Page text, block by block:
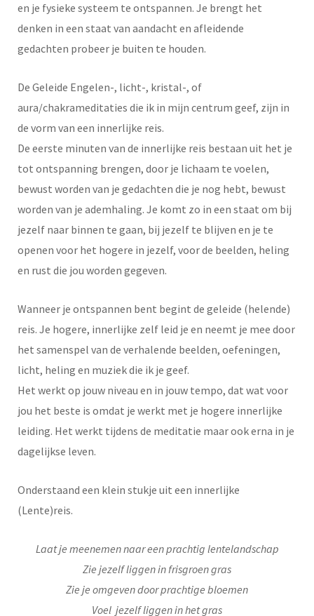
en je fysieke systeem te ontspannen. Je brengt het
denken in een staat van aandacht en afleidende
gedachten probeer je buiten te houden.
De Geleide Engelen-, licht-, kristal-, of
aura/chakrameditaties die ik in mijn centrum geef, zijn in
de vorm van een innerlijke reis.
De eerste minuten van de innerlijke reis bestaan uit het je
tot ontspanning brengen, door je lichaam te voelen,
bewust worden van je gedachten die je nog hebt, bewust
worden van je ademhaling. Je komt zo in een staat om bij
jezelf naar binnen te gaan, bij jezelf te blijven en je te
openen voor het hogere in jezelf, voor de beelden, heling
en rust die jou worden gegeven.
Wanneer je ontspannen bent begint de geleide (helende)
reis. Je hogere, innerlijke zelf leid je en neemt je mee door
het samenspel van de verhalende beelden, oefeningen,
licht, heling en muziek die ik je geef.
Het werkt op jouw niveau en in jouw tempo, dat wat voor
jou het beste is omdat je werkt met je hogere innerlijke
leiding. Het werkt tijdens de meditatie maar ook erna in je
dagelijkse leven.
Onderstaand een klein stukje uit een innerlijke
(Lente)reis.
Laat je meenemen naar een prachtig lentelandschap
Zie jezelf liggen in frisgroen gras
Zie je omgeven door prachtige bloemen
Voel jezelf liggen in het gras